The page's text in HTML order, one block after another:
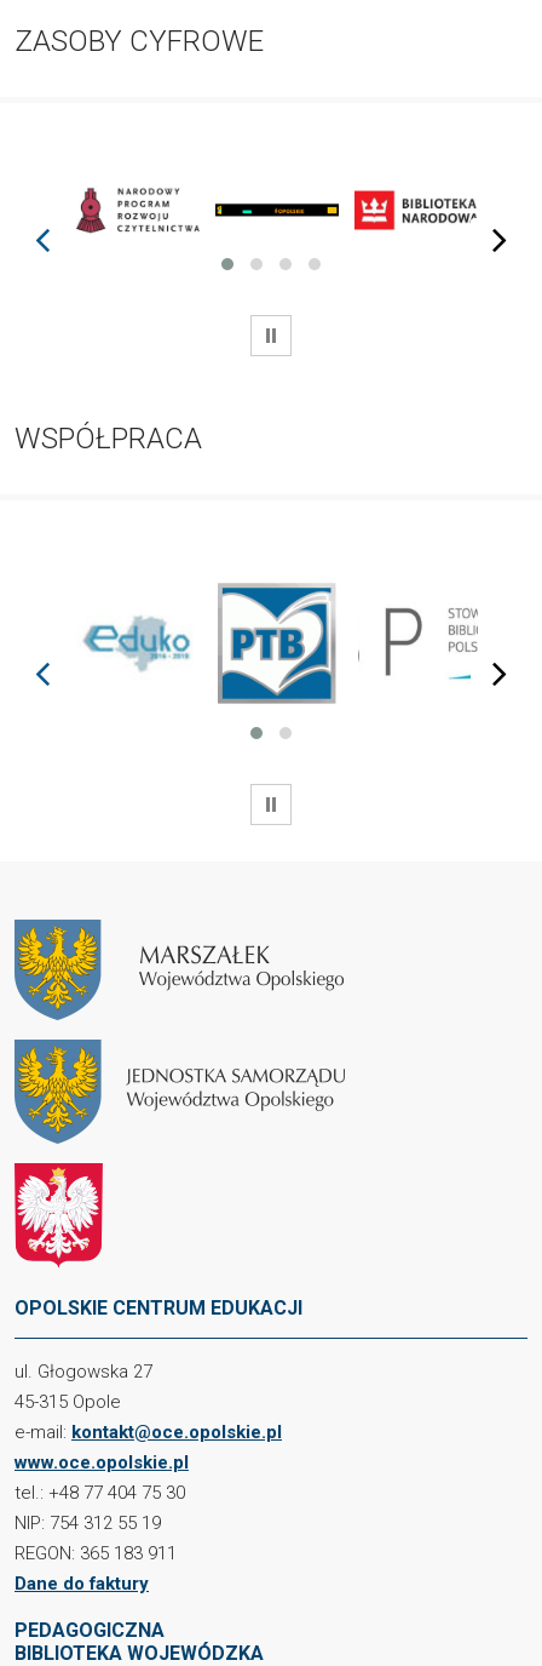
ZASOBY CYFROWE
prev next
WSTRZYMAJ
WSPÓŁPRACA
prev next
WSTRZYMAJ
OPOLSKIE CENTRUM EDUKACJI
ul. Głogowska 27
45-315 Opole
e-mail: kontakt@oce.opolskie.pl
www.oce.opolskie.pl
tel.: +48 77 404 75 30
NIP: 754 312 55 19
REGON: 365 183 911
Dane do faktury
PEDAGOGICZNA
BIBLIOTEKA WOJEWÓDZKA